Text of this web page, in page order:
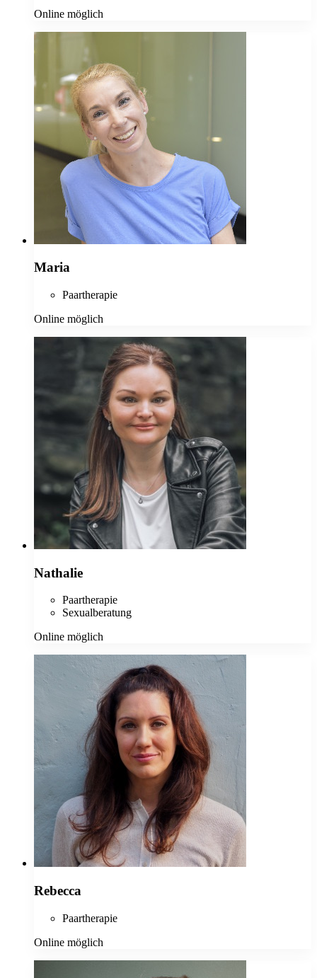
Online möglich
Maria
Paartherapie
Online möglich
Nathalie
Paartherapie
Sexualberatung
Online möglich
Rebecca
Paartherapie
Online möglich